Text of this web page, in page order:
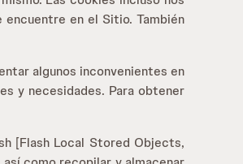
en el Sitio. También
algunos inconvenientes en
y necesidades. Para obtener
[Flash Local Stored Objects,